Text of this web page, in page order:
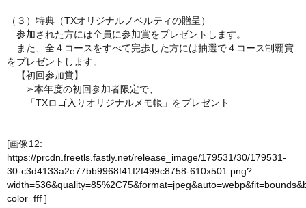
（３）特典（TXオリジナルノベルティの贈呈）
参加された方には全員に参加賞をプレゼントします。
また、全４コースをすべて完歩した方には抽選で４コース制覇賞
をプレゼントします。
【初回参加賞】
➢本年度の初回参加者限定で、
「TXロゴ入りオリジナルメモ帳」をプレゼント
[画像12:
https://prcdn.freetls.fastly.net/release_image/179531/30/179531-
30-c3d4133a2e77bb9968f41f2f499c8758-610x501.png?
color=fff ]